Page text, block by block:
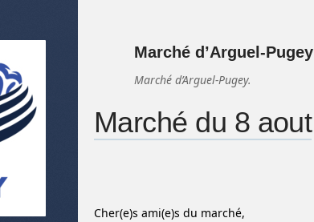
Marché d’Arguel-Pugey
Marché d’Arguel-Pugey.
Marché du 8 aout
Cher(e)s ami(e)s du marché,